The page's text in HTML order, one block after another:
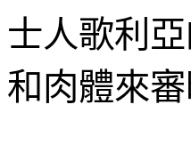
士人歌利
和肉體來